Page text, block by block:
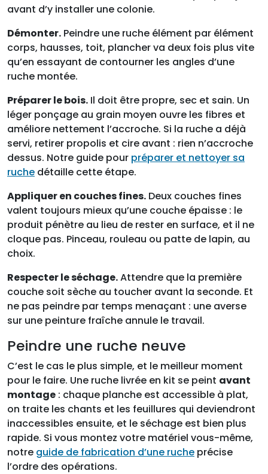
avant d’y installer une colonie.
Démonter. Peindre une ruche élément par élément
corps, hausses, toit, plancher va deux fois plus vite
qu’en essayant de contourner les angles d’une
ruche montée.
Préparer le bois. Il doit être propre, sec et sain. Un
léger ponçage au grain moyen ouvre les fibres et
améliore nettement l’accroche. Si la ruche a déjà
servi, retirer propolis et cire avant : rien n’accroche
dessus. Notre guide pour préparer et nettoyer sa
ruche détaille cette étape.
Appliquer en couches fines. Deux couches fines
valent toujours mieux qu’une couche épaisse : le
produit pénètre au lieu de rester en surface, et il ne
cloque pas. Pinceau, rouleau ou patte de lapin, au
choix.
Respecter le séchage.Attendre que la première
couche soit sèche au toucher avant la seconde. Et
ne pas peindre par temps menaçant : une averse
sur une peinture fraîche annule le travail.
Peindre une ruche neuve
C’est le cas le plus simple, et le meilleur moment
pour le faire. Une ruche livrée en kit se peint avant
montage : chaque planche est accessible à plat,
on traite les chants et les feuillures qui deviendront
inaccessibles ensuite, et le séchage est bien plus
rapide. Si vous montez votre matériel vous-même,
notre guide de fabrication d’une ruche précise
l’ordre des opérations.